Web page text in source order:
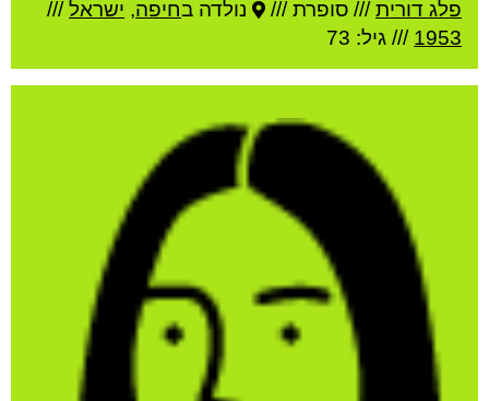
פלג דורית/// סופרת /// נולדה בחיפה, ישראל///
1953 /// גיל: 73